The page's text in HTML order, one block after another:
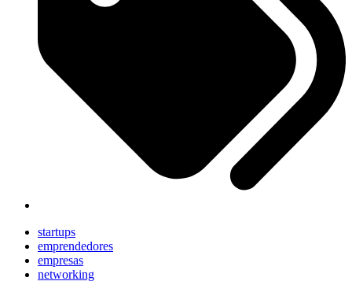
startups
emprendedores
empresas
networking